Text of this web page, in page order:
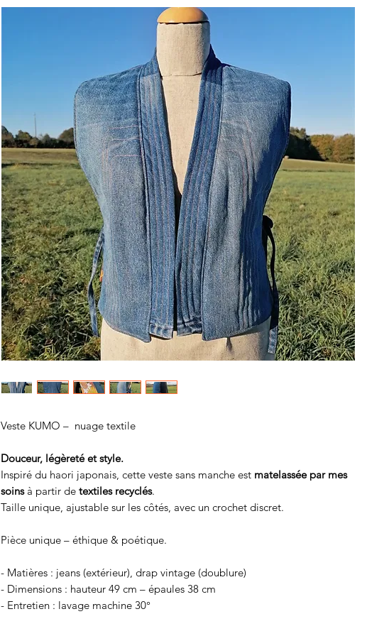
Veste KUMO – nuage textile
Douceur, légèreté et style.
Inspiré du haori japonais, cette veste sans manche est matelassée par mes
soinsà partir de textiles recyclés.
Taille unique, ajustable sur les côtés, avec un crochet discret.
Pièce unique – éthique & poétique.
- Matières : jeans (extérieur), drap vintage (doublure)
- Dimensions : hauteur 49 cm – épaules 38 cm
- Entretien : lavage machine 30°